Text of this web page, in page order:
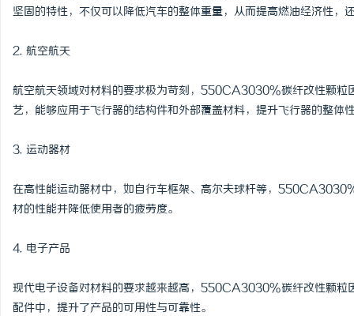
坚固的特性，不仅可以降低汽车的整体重量，从而提高燃油经济性，
2. 航空航天
航空航天领域对材料的要求极为苛刻，550CA3030%碳纤改性颗粒
艺，能够应用于飞行器的结构件和外部覆盖材料，提升飞行器的整体
3. 运动器材
在高性能运动器材中，如自行车框架、高尔夫球杆等，
材的性能并降低使用者的疲劳度。
4. 电子产品
现代电子设备对材料的要求越来越高，550CA3030%碳纤改性颗粒
配件中，提升了产品的可用性与可靠性。